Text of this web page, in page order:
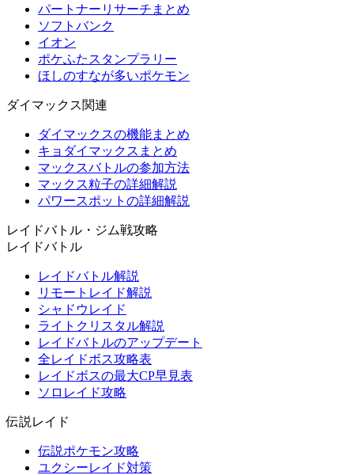
パートナーリサーチまとめ
ソフトバンク
イオン
ポケふたスタンプラリー
ほしのすなが多いポケモン
ダイマックス関連
ダイマックスの機能まとめ
キョダイマックスまとめ
マックスバトルの参加方法
マックス粒子の詳細解説
パワースポットの詳細解説
レイドバトル・ジム戦攻略
レイドバトル
レイドバトル解説
リモートレイド解説
シャドウレイド
ライトクリスタル解説
レイドバトルのアップデート
全レイドボス攻略表
レイドボスの最大CP早見表
ソロレイド攻略
伝説レイド
伝説ポケモン攻略
ユクシーレイド対策